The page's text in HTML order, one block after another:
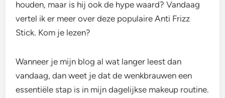
houden, maar is hij ook de hype waard? Vandaag
vertel ik er meer over deze populaire Anti Frizz
Stick. Kom je lezen?
Wanneer je mijn blog al wat langer leest dan
vandaag, dan weet je dat de wenkbrauwen een
essentiële stap is in mijn dagelijkse makeup routine.